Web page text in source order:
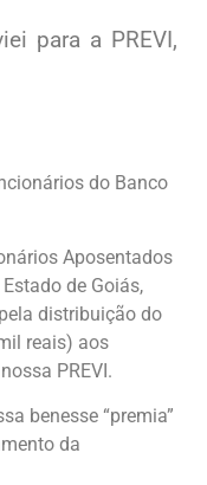
para a PREVI,
do Banco
Aposentados
de Goiás,
distribuição do
reais) aos
PREVI.
benesse “premia”
da